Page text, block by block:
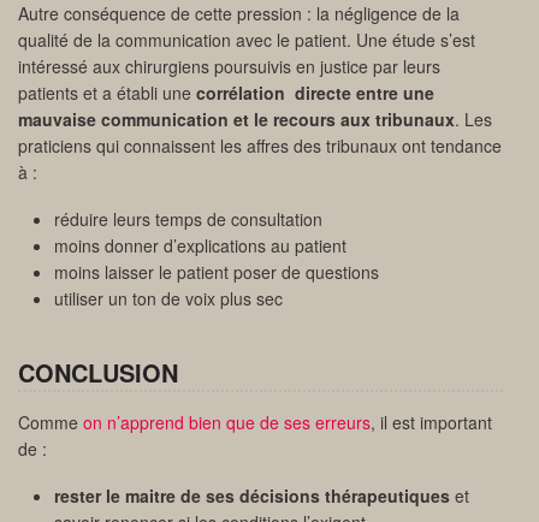
Autre conséquence de cette pression : la négligence de la
qualité de la communication avec le patient. Une étude s’est
intéressé aux chirurgiens poursuivis en justice par leurs
patients et a établi une corrélation directe entre une
mauvaise communication et le recours aux tribunaux. Les
praticiens qui connaissent les affres des tribunaux ont tendance
à :
réduire leurs temps de consultation
moins donner d’explications au patient
moins laisser le patient poser de questions
utiliser un ton de voix plus sec
CONCLUSION
Comme on n’apprend bien que de ses erreurs, il est important
de :
rester le maitre de ses décisions thérapeutiques et